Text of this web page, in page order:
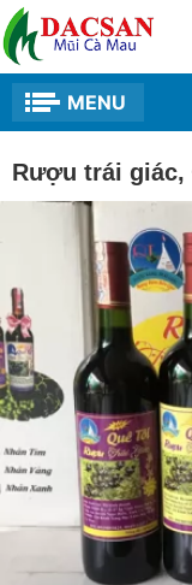
MENU
Rượu trái giác,